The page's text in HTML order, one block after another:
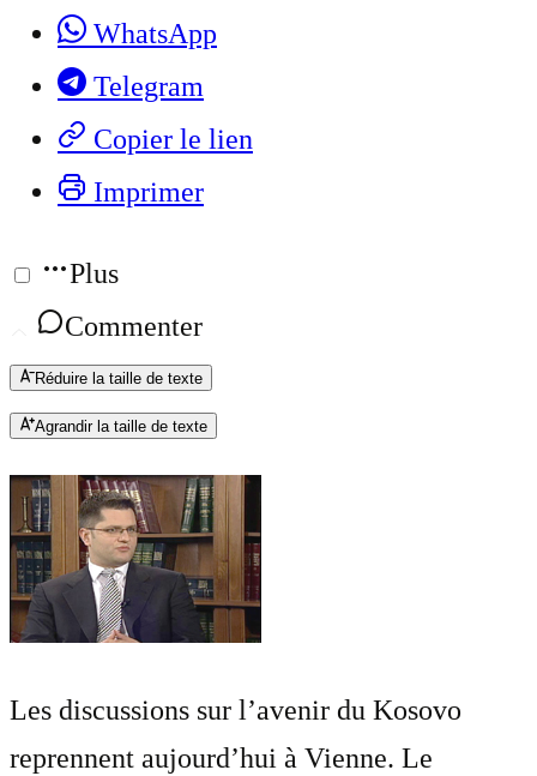
WhatsApp
Telegram
Copier le lien
Imprimer
Plus
Commenter
Réduire la taille de texte
Agrandir la taille de texte
Les discussions sur l’avenir du Kosovo
reprennent aujourd’hui à Vienne. Le